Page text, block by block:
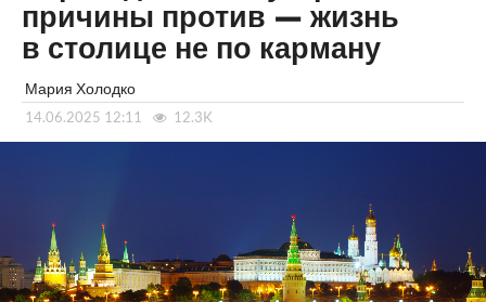
причины против — жизнь
в столице не по карману
Мария Холодко
14.06.2025 12:11 12.3K